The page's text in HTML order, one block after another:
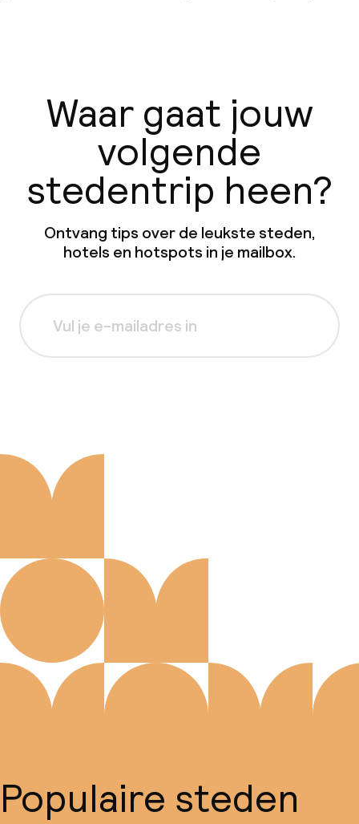
Waar gaat jouw
volgende
stedentrip heen?
Ontvang tips over de leukste steden,
hotels en hotspots in je mailbox.
Populaire steden